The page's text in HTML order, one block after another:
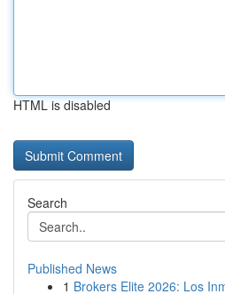
HTML is disabled
Search
Published News
1 Brokers Elite 2026: Los